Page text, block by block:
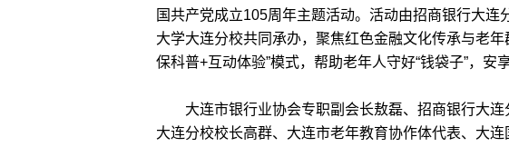
国共产党成立105周年主题活动。活动由招商银行大连
大学大连分校共同承办，聚焦红色金融文化传承与老
保科普+互动体验”模式，帮助老年人守好“钱袋子”，安
大连市银行业协会专职副会长敖磊、招商银行大连
大连分校校长高群、大连市老年教育协作体代表、大